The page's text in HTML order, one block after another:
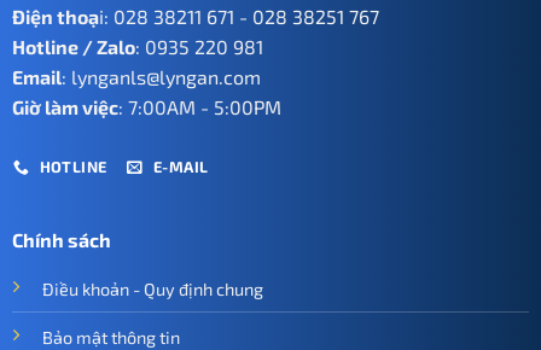
Điện thoại: 028 38211 671 - 028 38251 767
Hotline / Zalo: 0935 220 981
Email: lynganls@lyngan.com
Giờ làm việc: 7:00AM - 5:00PM
HOTLINE E-MAIL
Chính sách
Điều khoản - Quy định chung
Bảo mật thông tin